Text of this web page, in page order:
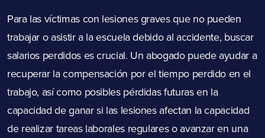
Para las víctimas con lesiones graves que no pueden
trabajar o asistir a la escuela debido al accidente, buscar
salarios perdidos es crucial. Un abogado puede ayudar a
recuperar la compensación por el tiempo perdido en el
trabajo, así como posibles pérdidas futuras en la
capacidad de ganar si las lesiones afectan la capacidad
de realizar tareas laborales regulares o avanzar en una